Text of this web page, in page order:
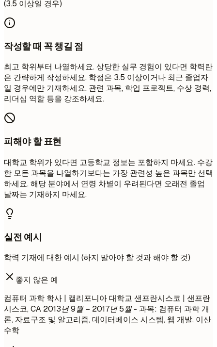
(3.5 이상일 경우)
작성할 때 꼭 챙길 점
최고 학위부터 나열하세요. 상당한 실무 경험이 있다면 학력란
은 간략하게 작성하세요. 학점은 3.5 이상이거나 최근 졸업자
일 경우에만 기재하세요. 관련 과목, 학업 프로젝트, 수상 경력,
리더십 역할 등을 강조하세요.
피해야 할 표현
대학교 학위가 있다면 고등학교 정보는 포함하지 마세요. 수강
한 모든 과목을 나열하기보다는 가장 관련성 높은 과목만 선택
하세요. 해당 분야에서 연령 차별이 우려된다면 오래전 졸업
날짜는 기재하지 마세요.
실전 예시
학력 기재에 대한 예시 (하지 말아야 할 것과 해야 할 것)
좋지 않은 예
컴퓨터 과학 학사 | 캘리포니아 대학교 샌프란시스코 | 샌프란
시스코, CA 2013년 9월 – 2017년 5월- 과목: 컴퓨터 과학 개
론, 자료구조 및 알고리즘, 데이터베이스 시스템, 웹 개발, 이산
수학